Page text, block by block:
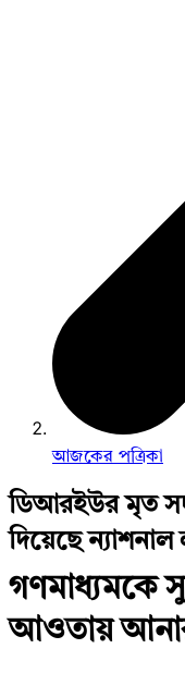
আজকের পত্রিকা
ডিআরইউর মৃত
দিয়েছে
গণমাধ্যমকে
আওতায় আনার